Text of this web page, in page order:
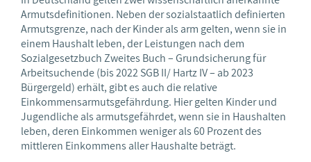
Armutsdefinitionen. Neben der sozialstaatlich definierten
Armutsgrenze, nach der Kinder als arm gelten, wenn sie in
einem Haushalt leben, der Leistungen nach dem
Sozialgesetzbuch Zweites Buch – Grundsicherung für
Arbeitsuchende (bis 2022 SGB II/ Hartz IV – ab 2023
Bürgergeld) erhält, gibt es auch die relative
Einkommensarmutsgefährdung. Hier gelten Kinder und
Jugendliche als armutsgefährdet, wenn sie in Haushalten
leben, deren Einkommen weniger als 60 Prozent des
mittleren Einkommens aller Haushalte beträgt.